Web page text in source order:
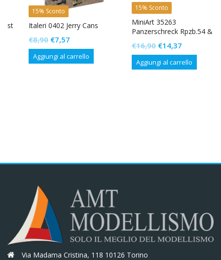
15% Sconto
Italeri 0402 Jerry Cans
8,90Il
prezzo
originale
€7,57Il
prezzo
attuale
Aggiungi al carrello
15% Sconto
MiniArt 35263
Panzerschreck Rpzb.54 &
16,90Il
prezzo
originale
€14,37Il
prezzo
attuale
Aggiungi al carrello
Via Madama Cristina, 118 10126 Torino